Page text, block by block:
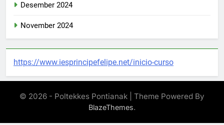
Desember 2024
November 2024
https://www.iesprincipefelipe.net/inicio-curso
© 2026 - Poltekkes Pontianak | Theme Powered By
BlazeThemes.